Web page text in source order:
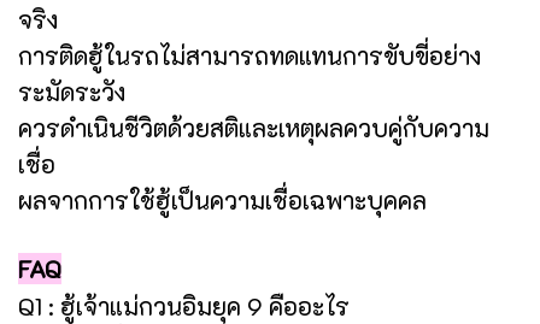
จริง
การติดฮู้ในรถไม่สามารถทดแทนการขับขี่อย่าง
ระมัดระวัง
ควรดำเนินชีวิตด้วยสติและเหตุผลควบคู่กับความ
เชื่อ
ผลจากการใช้ฮู้เป็นความเชื่อเฉพาะบุคคล
FAQ
Q1 : ฮู้เจ้าแม่กวนอิมยุค 9 คืออะไร